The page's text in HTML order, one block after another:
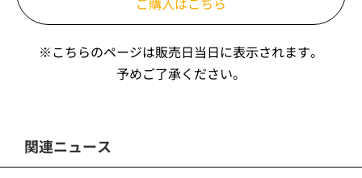
※こちらのページは販売日当日に表示されます。
予めご了承ください。
関連ニュース